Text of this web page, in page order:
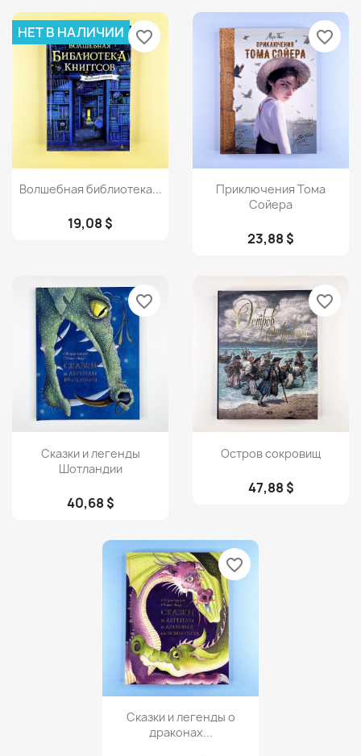
Просмотр
Волшебная библиотека...
19,08 $
НЕТ В НАЛИЧИИ favorite_border
Просмотр
Приключения Тома
Сойера
23,88 $
favorite_border
Просмотр
Сказки и легенды
Шотландии
40,68 $
favorite_border
Просмотр
Остров сокровищ
47,88 $
favorite_border
Просмотр
Сказки и легенды о
драконах...
favorite_border